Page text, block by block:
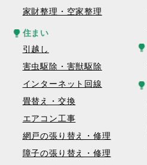
家財整理・空家整理
住まい
引越し
害虫駆除・害獣駆除
インターネット回線
畳替え・交換
エアコン工事
網戸の張り替え・修理
障子の張り替え・修理